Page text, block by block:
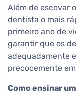
Além de escovar
dentista o mais
primeiro ano de
garantir que os
adequadamente
precocemente
Como ensinar